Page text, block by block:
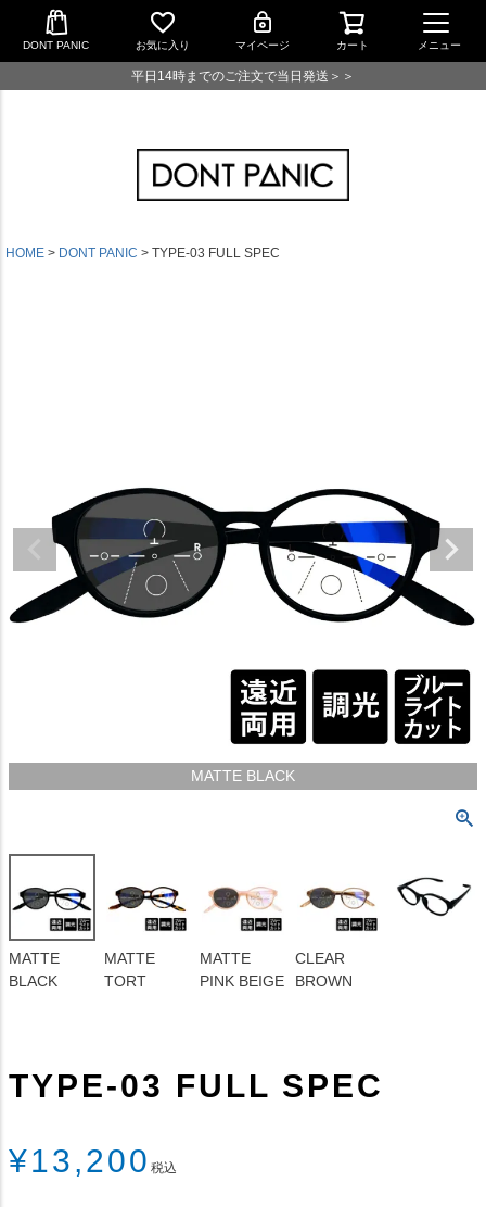
DONT PANIC お気に入り マイページ カート メニュー
平日14時までのご注文で当日発送＞＞
HOME DONT PANIC TYPE-03 FULL SPEC
MATTE BLACK
MATTE
BLACK
MATTE
TORT
MATTE
PINK BEIGE
CLEAR
BROWN
TYPE-03 FULL SPEC
¥13,200 税込